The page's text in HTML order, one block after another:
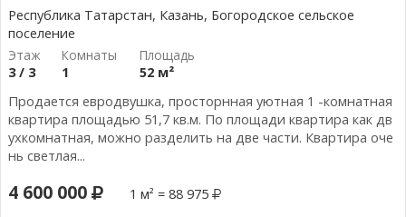
Республика Татарстан, Казань, Богородское сельское
поселение
3 / 3 1
52 м²
Продается евродвушка, просторнная уютная 1 -комнатная
квартира площадью 51,7 кв.м. По площади квартира как дв
ухкомнатная, можно разделить на две части. Квартира оче
нь светлая...
4 600 000 1 м² = 88 975